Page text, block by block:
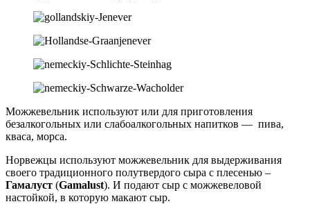
Можжевельник используют или для приготовления
безалкогольных или слабоалкогольных напитков — пива,
кваса, морса.
Норвежцы используют можжевельник для выдерживания
своего традиционного полутвердого сыра с плесенью –
Гамалуст (Gamalust). И подают сыр с можжевеловой
настойкой, в которую макают сыр.